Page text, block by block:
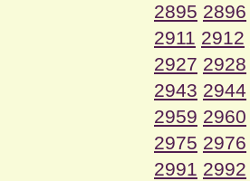
2895 2896
2911 2912
2927 2928
2943 2944
2959 2960
2975 2976
2991 2992